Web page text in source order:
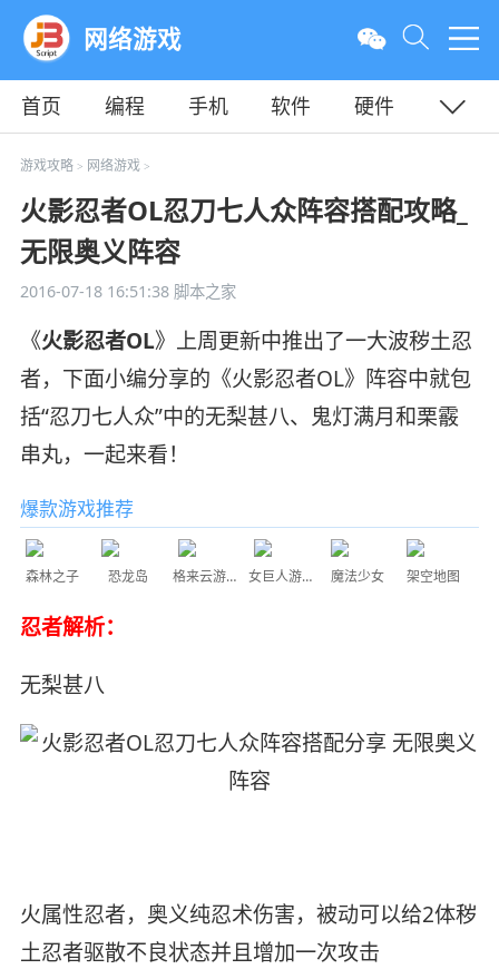
网络游戏
首页 编程 手机 软件
硬件
教程
平面
游戏攻略> 网络游戏>
火影忍者OL忍刀七人众阵容搭配攻略_
无限奥义阵容
2016-07-18 16:51:38脚本之家
《火影忍者OL》上周更新中推出了一大波秽土忍
者，下面小编分享的《火影忍者OL》阵容中就包
括“忍刀七人众”中的无梨甚八、鬼灯满月和栗霰
串丸，一起来看！
爆款游戏推荐
森林之子 恐龙岛 格来云游戏 女巨人游乐场 魔法少女 架空地图
忍者解析：
无梨甚八
火属性忍者，奥义纯忍术伤害，被动可以给2体秽
土忍者驱散不良状态并且增加一次攻击